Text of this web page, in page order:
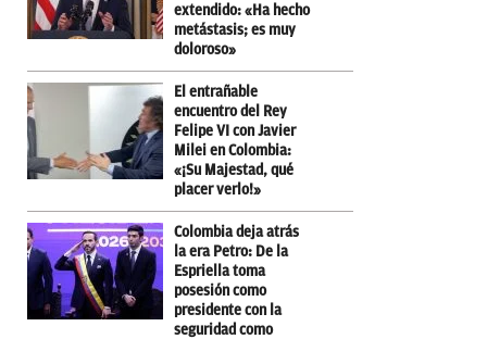
extendido: «Ha hecho
metástasis; es muy
doloroso»
El entrañable
encuentro del Rey
Felipe VI con Javier
Milei en Colombia:
«¡Su Majestad, qué
placer verlo!»
Colombia deja atrás
la era Petro: De la
Espriella toma
posesión como
presidente con la
seguridad como